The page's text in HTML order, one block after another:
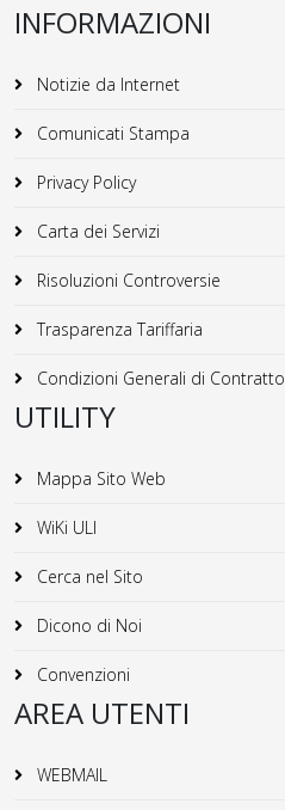
INFORMAZIONI
Notizie da Internet
Comunicati Stampa
Privacy Policy
Carta dei Servizi
Risoluzioni Controversie
Trasparenza Tariffaria
Condizioni Generali di Contratto
UTILITY
Mappa Sito Web
WiKi ULI
Cerca nel Sito
Dicono di Noi
Convenzioni
AREA UTENTI
WEBMAIL